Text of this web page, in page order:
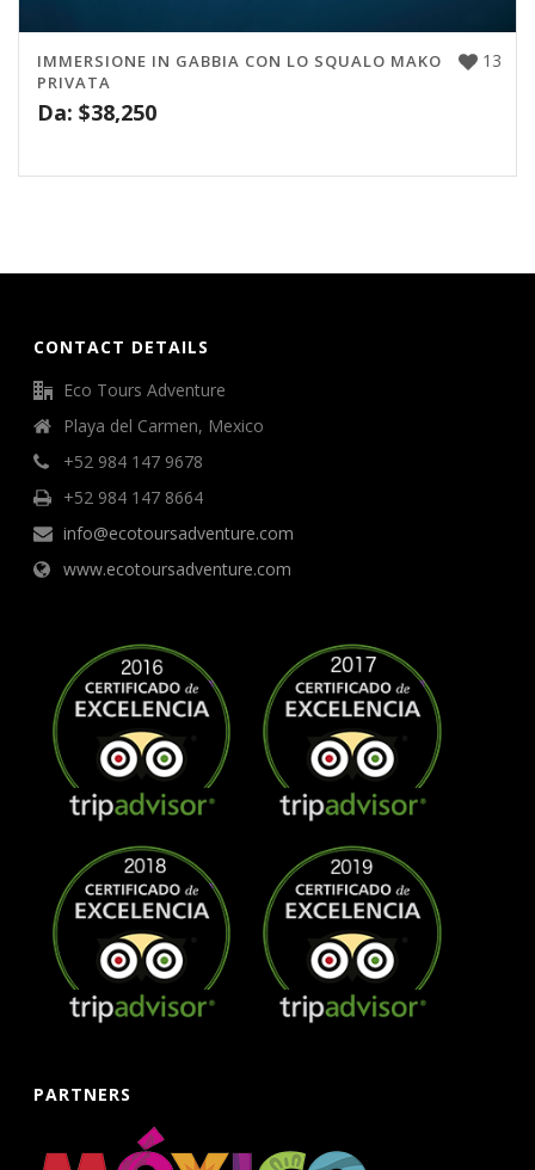
13
IMMERSIONE IN GABBIA CON LO SQUALO MAKO
PRIVATA
Da: $38,250
CONTACT DETAILS
Eco Tours Adventure
Playa del Carmen, Mexico
+52 984 147 9678
+52 984 147 8664
info@ecotoursadventure.com
www.ecotoursadventure.com
PARTNERS